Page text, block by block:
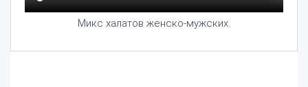
Микс халатов женско-мужских.